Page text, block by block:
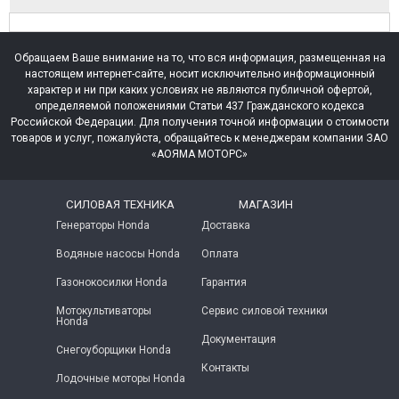
Обращаем Ваше внимание на то, что вся информация, размещенная на
настоящем интернет-сайте, носит исключительно информационный
характер и ни при каких условиях не являются публичной офертой,
определяемой положениями Статьи 437 Гражданского кодекса
Российской Федерации. Для получения точной информации о стоимости
товаров и услуг, пожалуйста, обращайтесь к менеджерам компании ЗАО
«АОЯМА МОТОРС»
СИЛОВАЯ ТЕХНИКА
Генераторы Honda
Водяные насосы Honda
Газонокосилки Honda
Мотокультиваторы
Honda
Снегоуборщики Honda
Лодочные моторы Honda
МАГАЗИН
Доставка
Оплата
Гарантия
Сервис силовой техники
Документация
Контакты